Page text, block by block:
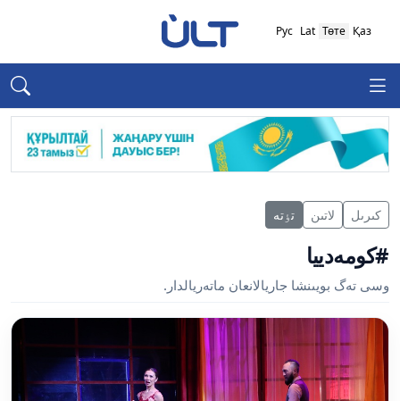
Қаз
Төте
Lat
Рус
كىرىل لاتىن تٶتە
#كومەدييا
وسى تەگ بويىنشا جاريالانعان ماتەريالدار.